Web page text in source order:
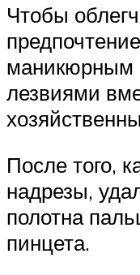
Чтобы
маникюрным
лезвиями
После того,
надрезы,
полотна
пинцета.